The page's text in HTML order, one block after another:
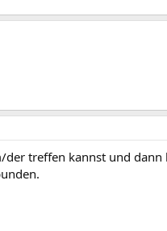
treffen kannst und dann